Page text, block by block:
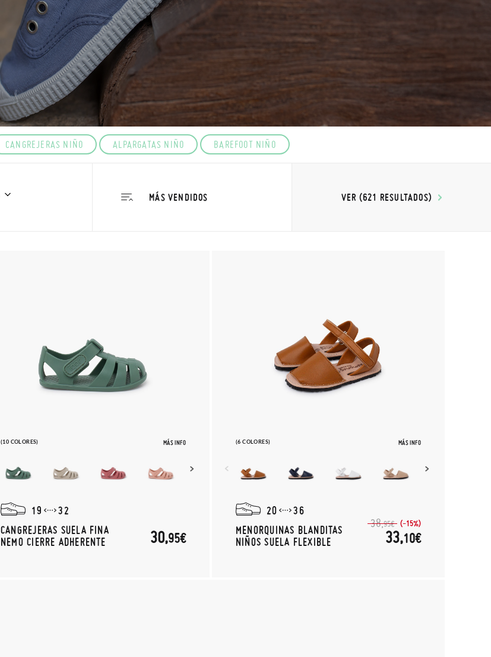
CANGREJERAS NIÑO ALPARGATAS NIÑO BAREFOOT NIÑO
VER (621 RESULTADOS)
(10 COLORES) MÁS INFO
19
32
CANGREJERAS SUELA FINA
NEMO CIERRE ADHERENTE
30,95€
(6 COLORES) MÁS INFO
20
36
MENORQUINAS BLANDITAS
NIÑOS SUELA FLEXIBLE
38,95€ (-15%)
33,10€